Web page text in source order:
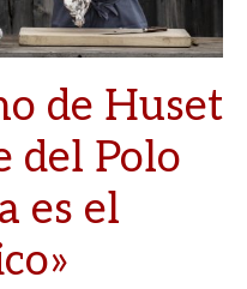
de Huset
del Polo
es el